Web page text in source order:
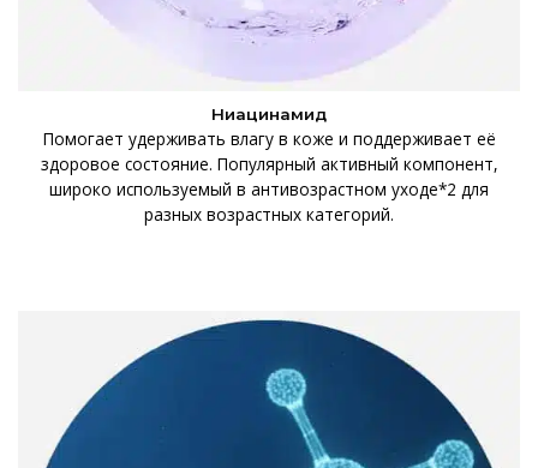
Ниацинамид
Помогает удерживать влагу в коже и поддерживает её
здоровое состояние. Популярный активный компонент,
широко используемый в антивозрастном уходе*2 для
разных возрастных категорий.